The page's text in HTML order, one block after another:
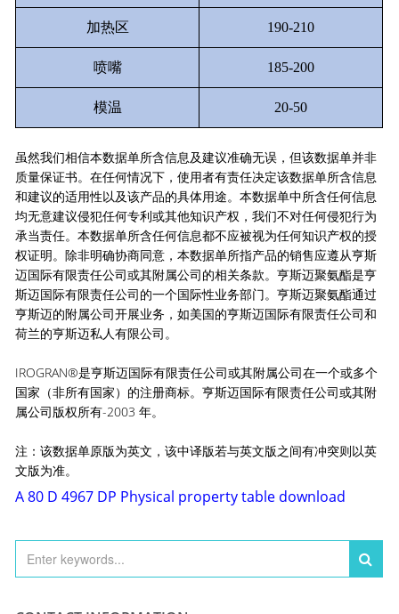
加热区 190-210
喷嘴 185-200
模温 20-50
虽然我们相信本数据单所含信息及建议准确无误，但该数据单并非
质量保证书。在任何情况下，使用者有责任决定该数据单所含信息
和建议的适用性以及该产品的具体用途。本数据单中所含任何信息
均无意建议侵犯任何专利或其他知识产权，我们不对任何侵犯行为
承当责任。本数据单所含任何信息都不应被视为任何知识产权的授
权证明。除非明确协商同意，本数据单所指产品的销售应遵从亨斯
迈国际有限责任公司或其附属公司的相关条款。亨斯迈聚氨酯是亨
斯迈国际有限责任公司的一个国际性业务部门。亨斯迈聚氨酯通过
亨斯迈的附属公司开展业务，如美国的亨斯迈国际有限责任公司和
荷兰的亨斯迈私人有限公司。
IROGRAN®是亨斯迈国际有限责任公司或其附属公司在一个或多个
国家（非所有国家）的注册商标。亨斯迈国际有限责任公司或其附
属公司版权所有-2003 年。
注：该数据单原版为英文，该中译版若与英文版之间有冲突则以英
文版为准。
A 80 D 4967 DP Physical property table download